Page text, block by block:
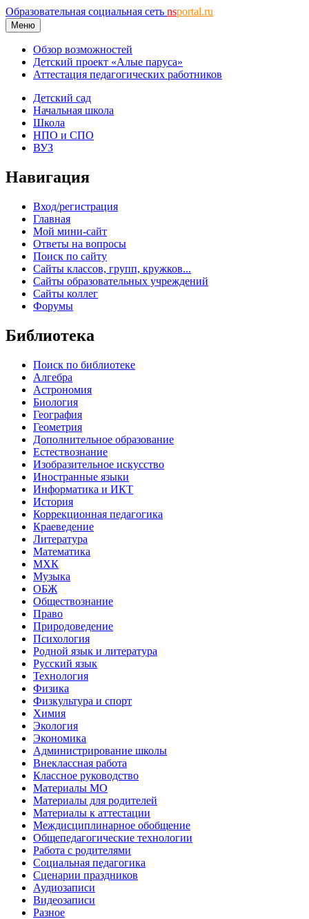
Образовательная социальная сеть nsportal.ru
Меню
Обзор возможностей
Детский проект «Алые паруса»
Аттестация педагогических работников
Детский сад
Начальная школа
Школа
НПО и СПО
ВУЗ
Навигация
Вход/регистрация
Главная
Мой мини-сайт
Ответы на вопросы
Поиск по сайту
Сайты классов, групп, кружков...
Сайты образовательных учреждений
Сайты коллег
Форумы
Библиотека
Поиск по библиотеке
Алгебра
Астрономия
Биология
География
Геометрия
Дополнительное образование
Естествознание
Изобразительное искусство
Иностранные языки
Информатика и ИКТ
История
Коррекционная педагогика
Краеведение
Литература
Математика
МХК
Музыка
ОБЖ
Обществознание
Право
Природоведение
Психология
Родной язык и литература
Русский язык
Технология
Физика
Физкультура и спорт
Химия
Экология
Экономика
Администрирование школы
Внеклассная работа
Классное руководство
Материалы МО
Материалы для родителей
Материалы к аттестации
Междисциплинарное обобщение
Общепедагогические технологии
Работа с родителями
Социальная педагогика
Сценарии праздников
Аудиозаписи
Видеозаписи
Разное